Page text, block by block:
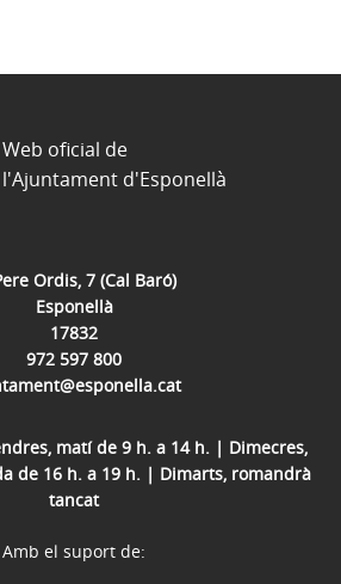
Ordis, 7 (Cal Baró)
Esponellà
17832
972 597 800
matí de 9 h. a 14 h. | Dimecres,
de 16 h. a 19 h. | Dimarts, romandrà
tancat
Web oficial de
l'Ajuntament d'Esponellà
Amb el suport de: